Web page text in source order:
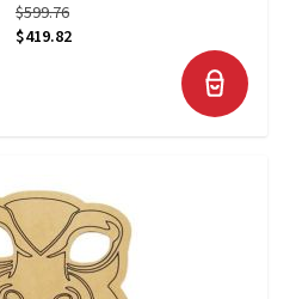
$599.76
$419.82